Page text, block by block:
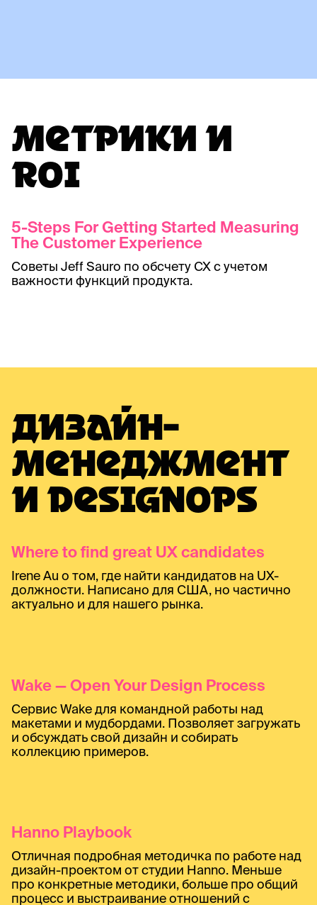
ДИЗАЙН-
МЕНЕДЖМЕНТ
И DESIGNOPS
Where to find great UX candidates
Irene Au о том, где найти кандидатов на UX-
должности. Написано для США, но частично
актуально и для нашего рынка.
Wake — Open Your Design Process
Сервис Wake для командной работы над
макетами и мудбордами. Позволяет загружать
и обсуждать свой дизайн и собирать
коллекцию примеров.
Hanno Playbook
Отличная подробная методичка по работе над
дизайн-проектом от студии Hanno. Меньше
про конкретные методики, больше про общий
процесс и выстраивание отношений с
МЕТРИКИ И
ROI
5-Steps For Getting Started Measuring
The Customer Experience
Советы Jeff Sauro по обсчету CX с учетом
важности функций продукта.